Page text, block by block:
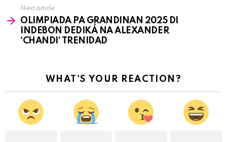
Next article
OLIMPIADA PA GRANDINAN 2025 DI
INDEBON DEDIKÁ NA ALEXANDER
‘CHANDI’ TRENIDAD
WHAT'S YOUR REACTION?